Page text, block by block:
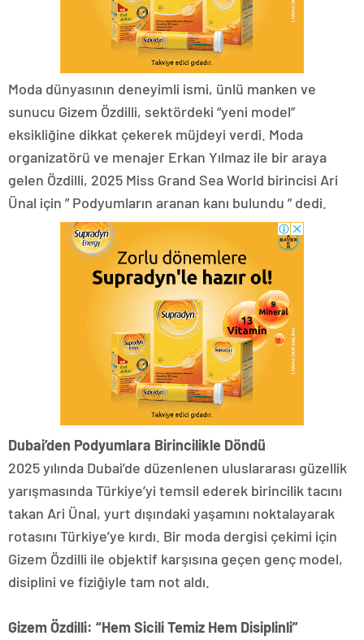
Moda dünyasının deneyimli ismi, ünlü manken ve
sunucu Gizem Özdilli, sektördeki “yeni model”
eksikliğine dikkat çekerek müjdeyi verdi. Moda
organizatörü ve menajer Erkan Yılmaz ile bir araya
gelen Özdilli, 2025 Miss Grand Sea World birincisi Ari
Ünal için ” Podyumların aranan kanı bulundu ” dedi.
Dubai’den Podyumlara Birincilikle Döndü
2025 yılında Dubai’de düzenlenen uluslararası güzellik
yarışmasında Türkiye’yi temsil ederek birincilik tacını
takan Ari Ünal, yurt dışındaki yaşamını noktalayarak
rotasını Türkiye’ye kırdı. Bir moda dergisi çekimi için
Gizem Özdilli ile objektif karşısına geçen genç model,
disiplini ve fiziğiyle tam not aldı.
Gizem Özdilli: “Hem Sicili Temiz Hem Disiplinli”